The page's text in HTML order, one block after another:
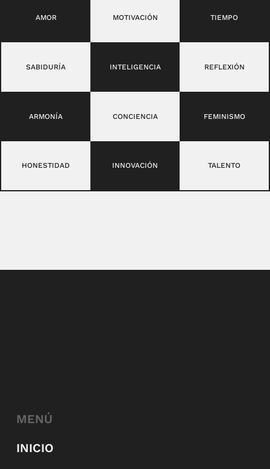
AMOR MOTIVACIÓN TIEMPO
SABIDURÍA INTELIGENCIA REFLEXIÓN
ARMONÍA CONCIENCIA FEMINISMO
HONESTIDAD INNOVACIÓN TALENTO
MENÚ
INICIO